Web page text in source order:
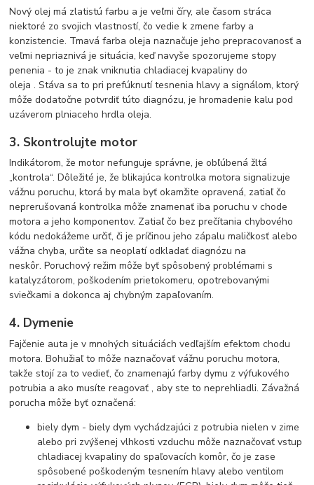
Nový olej má zlatistú farbu a je veľmi číry, ale časom stráca
niektoré zo svojich vlastností, čo vedie k zmene farby a
konzistencie. Tmavá farba oleja naznačuje jeho prepracovanosť a
veľmi nepriaznivá je situácia, keď navyše spozorujeme stopy
penenia - to je znak vniknutia chladiacej kvapaliny do
oleja . Stáva sa to pri prefúknutí tesnenia hlavy a signálom, ktorý
môže dodatočne potvrdiť túto diagnózu, je hromadenie kalu pod
uzáverom plniaceho hrdla oleja.
3. Skontrolujte motor
Indikátorom, že motor nefunguje správne, je obľúbená žltá
„kontrola“. Dôležité je, že blikajúca kontrolka motora signalizuje
vážnu poruchu, ktorá by mala byť okamžite opravená, zatiaľ čo
neprerušovaná kontrolka môže znamenať iba poruchu v chode
motora a jeho komponentov. Zatiaľ čo bez prečítania chybového
kódu nedokážeme určiť, či je príčinou jeho zápalu maličkosť alebo
vážna chyba, určite sa neoplatí odkladať diagnózu na
neskôr. Poruchový režim môže byť spôsobený problémami s
katalyzátorom, poškodením prietokomeru, opotrebovanými
sviečkami a dokonca aj chybným zapaľovaním.
4. Dymenie
Fajčenie auta je v mnohých situáciách vedľajším efektom chodu
motora. Bohužiaľ to môže naznačovať vážnu poruchu motora,
takže stojí za to vedieť, čo znamenajú farby dymu z výfukového
potrubia a ako musíte reagovať , aby ste to neprehliadli. Závažná
porucha môže byť označená:
biely dym - biely dym vychádzajúci z potrubia nielen v zime
alebo pri zvýšenej vlhkosti vzduchu môže naznačovať vstup
chladiacej kvapaliny do spaľovacích komôr, čo je zase
spôsobené poškodeným tesnením hlavy alebo ventilom